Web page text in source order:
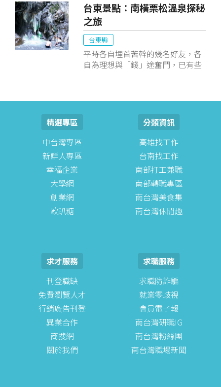
間遊客活動頻繁。
台東景點：南橫栗松溫泉探秘
之旅
台東縣
平時各自埋首苦幹的幾名好友，各
自為理想與「錢」途奮鬥，已有些
泉」，一個位於南橫深山野嶺間的
野溪溫泉，準備一起尋找這「仙境
傳說之泉」，來接受大自然洗禮。
精選專區
中台灣專區
新鮮人專區
幸福企業
大學網
創業網
歐趴糖
分類資訊
高雄找工作
台南找工作
南部打工兼職
南部轉職專區
南台灣美食集
南台灣休閒趣
求才服務
刊登職缺
免費瀏覽人才
行銷廣告刊登
異業合作
商搜網
關於我們
求職服務
求職防詐騙
就業零歧視
會員電子報
南台灣研職IG
南台灣粉絲團
南台灣職場新聞